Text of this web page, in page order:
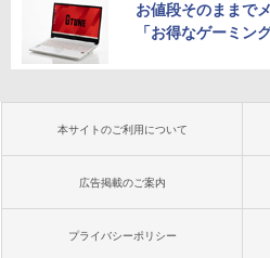
お値段そのままで
「お得なゲーミン
本サイトのご利用について
広告掲載のご案内
プライバシーポリシー